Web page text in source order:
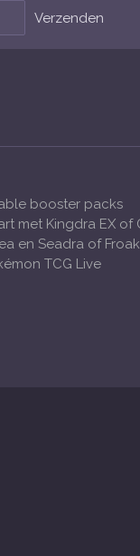
Verzenden
booster packs
met Kingdra EX of
en Seadra of
TCG Live